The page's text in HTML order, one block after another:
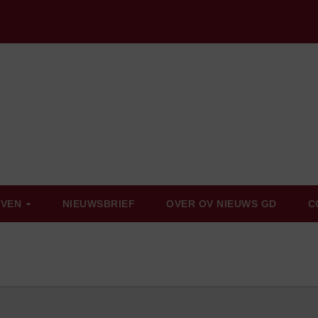
NIEUWSBRIEF OVER OV NIEUWS GD